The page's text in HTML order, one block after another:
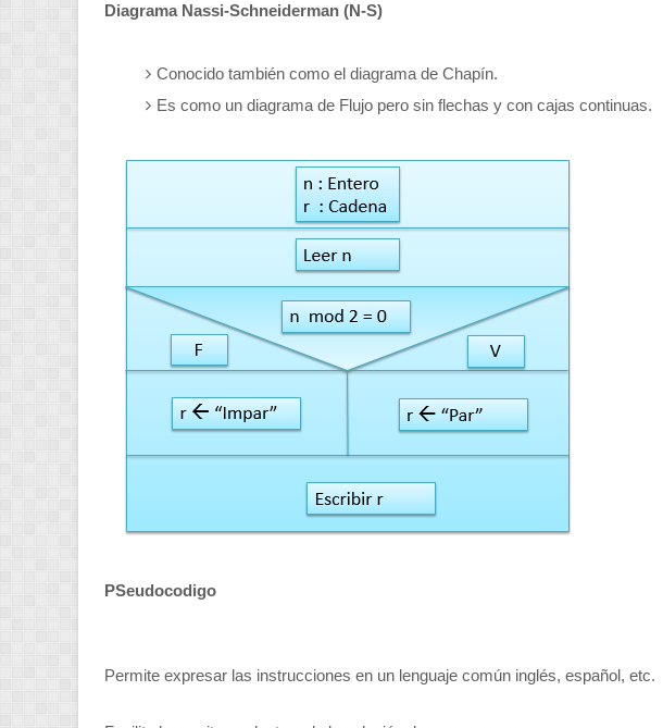
Diagrama Nassi-Schneiderman (N-S)
Conocido también como el diagrama de Chapín.
Es como un diagrama de Flujo pero sin flechas y con cajas continuas.
PSeudocodigo
Permite expresar las instrucciones en un lenguaje común inglés, español, etc.